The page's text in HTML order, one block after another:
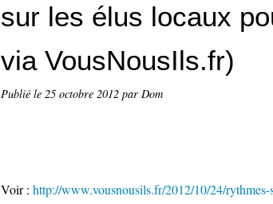
sur les élus locaux
via VousNousIls.fr)
Publié le 25 octobre 2012 par Dom
Voir : http://www.vousnousils.fr/2012/10/24/